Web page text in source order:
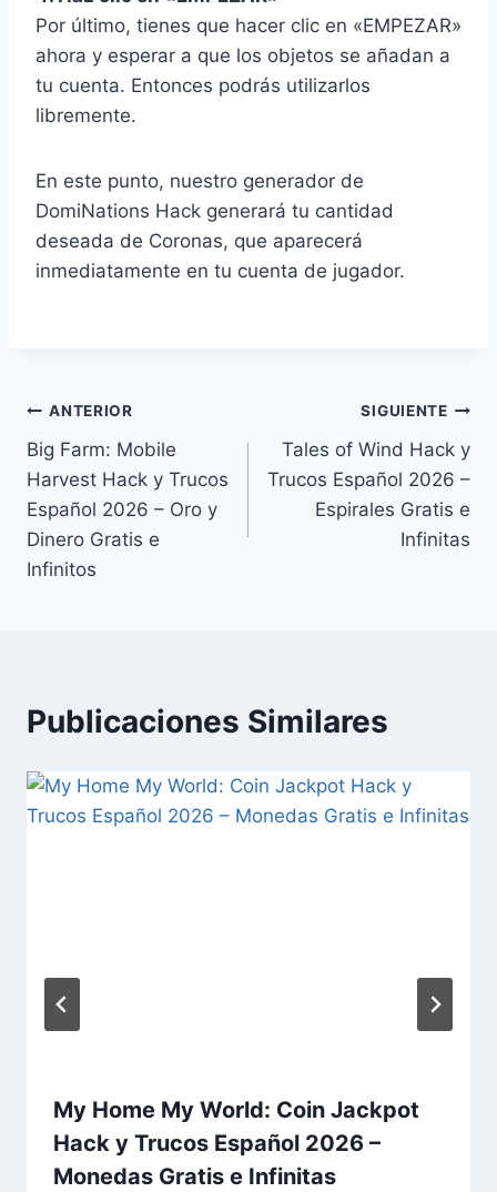
Por último, tienes que hacer clic en «EMPEZAR»
ahora y esperar a que los objetos se añadan a
tu cuenta. Entonces podrás utilizarlos
libremente.
En este punto, nuestro generador de
DomiNations Hack generará tu cantidad
deseada de Coronas, que aparecerá
inmediatamente en tu cuenta de jugador.
Navegación
de
entradas
ANTERIOR
Big Farm: Mobile
Harvest Hack y Trucos
Español 2026 – Oro y
Dinero Gratis e
Infinitos
SIGUIENTE
Tales of Wind Hack y
Trucos Español 2026 –
Espirales Gratis e
Infinitas
Publicaciones Similares
My Home My World: Coin Jackpot
Hack y Trucos Español 2026 –
Monedas Gratis e Infinitas